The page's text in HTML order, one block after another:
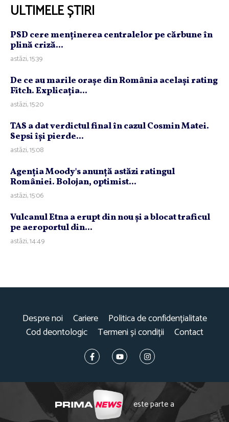
ULTIMELE ȘTIRI
PSD cere menţinerea centralelor pe cărbune în
plină criză...
astăzi, 15:39
De ce au marile oraşe din România acelaşi rating
Fitch. Explicaţia...
astăzi, 15:20
TAS a dat verdictul final în cazul Cosmin Matei.
Sepsi îşi pierde...
astăzi, 15:08
Agenţia Moody's anunţă astăzi ratingul
României. Bolojan, optimist...
astăzi, 15:06
Vulcanul Etna a erupt din nou şi a blocat traficul
pe aeroportul din...
astăzi, 14:49
Despre noi Cariere
Politica de confidențialitate
Cod deontologic
Termeni și condiții Contact
este parte a